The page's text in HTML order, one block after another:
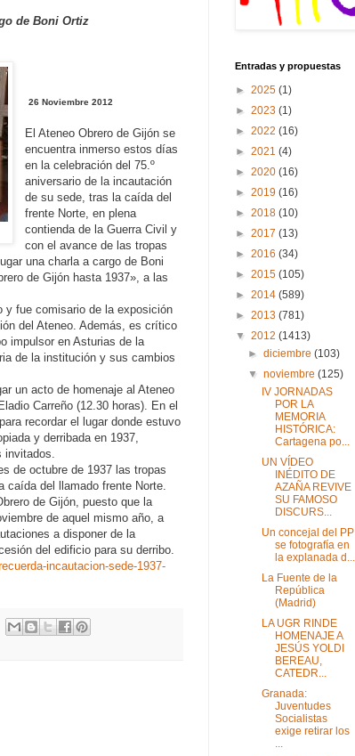
de Boni Ortiz
26 Noviembre 2012
El Ateneo Obrero de Gijón se
encuentra inmerso estos días
en la celebración del 75.º
aniversario de la incautación
de su sede, tras la caída del
frente Norte, en plena
contienda de la Guerra Civil y
con el avance de las tropas
una charla a cargo de Boni
de Gijón hasta 1937», a las
y fue comisario de la exposición
del Ateneo. Además, es crítico
impulsor en Asturias de la
de la institución y sus cambios
un acto de homenaje al Ateneo
Carreño (12.30 horas). En el
recordar el lugar donde estuvo
y derribada en 1937,
invitados.
de octubre de 1937 las tropas
caída del llamado frente Norte.
de Gijón, puesto que la
de aquel mismo año, a
a disponer de la
del edificio para su derribo.
incautacion-sede-1937-
Entradas y propuestas
► 2025 (1)
► 2023 (1)
► 2022 (16)
► 2021 (4)
► 2020 (16)
► 2019 (16)
► 2018 (10)
► 2017 (13)
► 2016 (34)
► 2015 (105)
► 2014 (589)
► 2013 (781)
▼ 2012 (1413)
►diciembre(103)
▼noviembre(125)
IV JORNADAS
POR LA
MEMORIA
HISTÓRICA:
Cartagena po...
UN VÍDEO
INÉDITO DE
AZAÑA REVIVE
SU FAMOSO
DISCURS...
Un concejal del PP
se fotografía en
la explanada d...
La Fuente de la
República
(Madrid)
LA UGR RINDE
HOMENAJE A
JESÚS YOLDI
BEREAU,
CATEDR...
Granada:
Juventudes
Socialistas
exige retirar los